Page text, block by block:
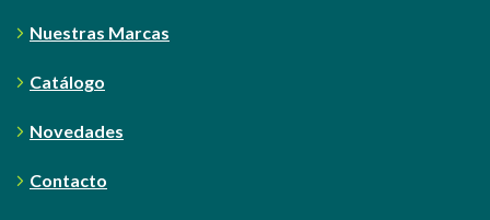
Nuestras Marcas
Catálogo
Novedades
Contacto